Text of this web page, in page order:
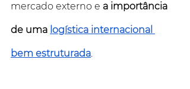
mercado externo e a importância
de uma logística internacional
bem estruturada.